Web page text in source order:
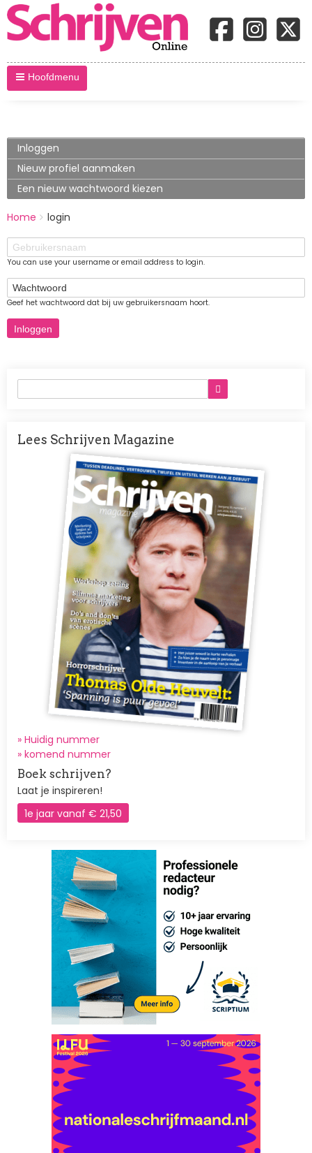
Hoofdmenu
Primary
tabs
Inloggen
tabblad)
Nieuw profiel aanmaken
Een nieuw wachtwoord kiezen
BREADCRUMBS
You
here:
Home
login
Gebruikersnaam
You can use your username or email address to login.
Wachtwoord
Geef het wachtwoord dat bij uw gebruikersnaam hoort.
Lees Schrijven Magazine
Afbeelding
» Huidig nummer
» komend nummer
Boek schrijven?
Laat je inspireren!
1e jaar vanaf € 21,50